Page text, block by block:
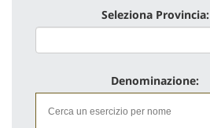
Seleziona Provincia:
Denominazione: